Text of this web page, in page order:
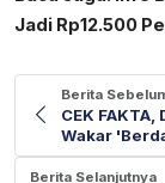
Jadi Rp12.500
Berita
CEK
Wakar
Berita Selanjutnya